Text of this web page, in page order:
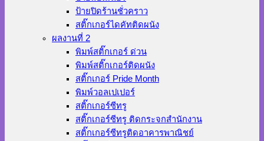
ป้ายปิดร้านชั่วคราว
สติ๊กเกอร์ไดคัทติดผนัง
ผลงานที่ 2
พิมพ์สติ๊กเกอร์ ด่วน
พิมพ์สติ๊กเกอร์ติดผนัง
สติ๊กเกอร์ Pride Month
พิมพ์วอลเปเปอร์
สติ๊กเกอร์ซีทรู
สติ๊กเกอร์ซีทรู ติดกระจกสำนักงาน
สติ๊กเกอร์ซีทรูติดอาคารพาณิชย์